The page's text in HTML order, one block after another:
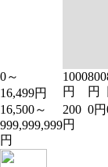
0～
16,499円
1000
円
800
円
16,500～
999,999,999
円
200
円
0円